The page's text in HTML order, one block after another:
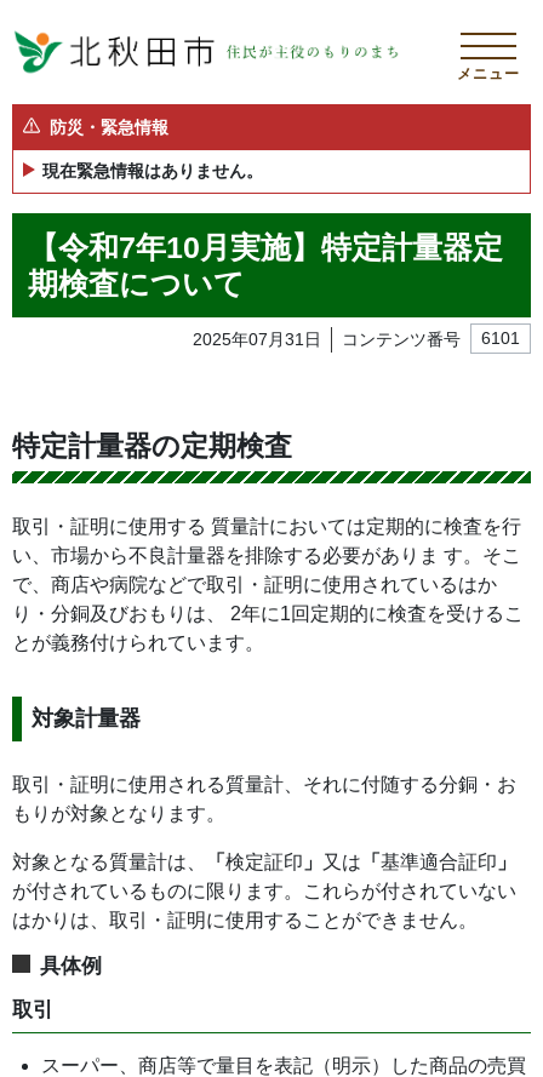
メニュー
防災・緊急情報
現在緊急情報はありません。
【令和7年10月実施】特定計量器定
期検査について
2025年07月31日 コンテンツ番号 6101
特定計量器の定期検査
取引・証明に使用する 質量計においては定期的に検査を行
い、市場から不良計量器を排除する必要がありま す。そこ
で、商店や病院などで取引・証明に使用されているはか
り・分銅及びおもりは、 2年に1回定期的に検査を受けるこ
とが義務付けられています。
対象計量器
取引・証明に使用される質量計、それに付随する分銅・お
もりが対象となります。
対象となる質量計は、 「 検定証印 」 又は 「 基準適合証印 」
が付されているものに限ります。これらが付されていない
はかりは、取引・証明に使用することができません。
具体例
取引
スーパー、商店等で量目を表記（明示）した商品の売買